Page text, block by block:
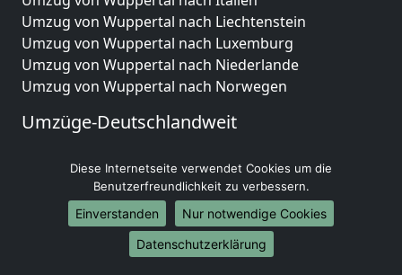
Umzug von Wuppertal nach Liechtenstein
Umzug von Wuppertal nach Luxemburg
Umzug von Wuppertal nach Niederlande
Umzug von Wuppertal nach Norwegen
Umzüge-Deutschlandweit
Umzug von Wuppertal nach Hamburg
Umzug von Wuppertal nach München
Umzug von Wuppertal nach Köln
Umzug von Wuppertal nach Frankfurt am Main
Umzug von Wuppertal nach Stuttgart
Diese Internetseite verwendet Cookies um die
Benutzerfreundlichkeit zu verbessern.
Einverstanden
Nur notwendige Cookies
Datenschutzerklärung